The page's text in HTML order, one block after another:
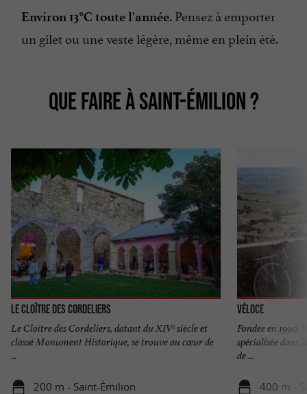
Environ 13°C toute l'année. Pensez à emporter
un gilet ou une veste légère, même en plein été.
QUE FAIRE À SAINT-ÉMILION ?
Le Cloître des Cordeliers
Le Cloître des Cordeliers, datant du XIVᵉ siècle et
classé Monument Historique, se trouve au cœur de
...
200 m - Saint-Émilion
Véloce
Fondée en 1990,
spécialisée
de ...
400 m -